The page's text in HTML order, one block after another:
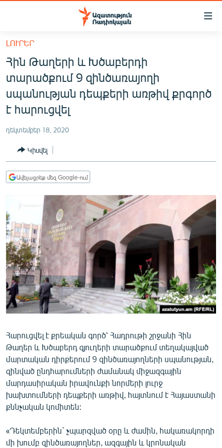
Մատչելիության
հիմնական
բովանդակությանը
հիմնական
մենյուին
Որոնում
ՀԱՅԱՍՏԱՆ
ՔԱՂԱՔԱԿԱՆ
ԸՆՏՐՈՒԹՅՈՒՆՆԵՐ 2026
ՏՆՏԵՍՈՒԹՅՈՒՆ
ՂԱՐԱԲԱՂ
ՊԱՏԵՐԱԶՄԻ 6 ՇԱԲԱԹՆԵՐԸ
ՏԱՐԱԾԱՇՐՋԱՆ
ՄԻՋԱԶԳԱՅԻՆ
ՄՇԱԿՈՒՅԹ
ՍՊՈՐՏ
ՄԵԿՆԱԲԱՆՈՒԹՅՈՒՆ
ՏՏ ԵՒ ԻՆՏԵՐՆԵՏ
ԱՐԽԻՎ
ՏԵՍԱՆՅՈՒԹԵՐ
ԲԱՆԱՎԵՃ
ՁԳՏԵԼՈՎ ԼԱՎԱԳՈՒՅՆԻՆ
ՓՈԴՔԱՍԹ
Հայերեն
ԼՈՒՐԵՐ
Հին Թաղերի և Խծաբերդի
տարածքում 9 զինծառայողի
սպանության դեպքերի առթիվ քրգործ
է հարուցվել
դեկտեմբեր 18, 2020
Կիսվել
Ավելացրեք մեզ Google-ում
Հարուցվել է քրեական գործ՝ Հադրութի շրջանի Հին
Թաղեր և Խծաբերդ գյուղերի տարածքում տեղակայված
մարտական դիրքերում 9 զինծառայողների սպանության,
զինված ընդհարումների ժամանակ միջազգային
մարդասիրական իրավունքի նորմերի լուրջ
խախտումների դեպքերի առթիվ, հայտնում է Հայաստանի
քննչական կոմիտեն:
«Դեկտեմբերին` չպարզված օրը և ժամին, հակառակորդի
մի խումբ զինծառայողներ, ազգային և կրոնական